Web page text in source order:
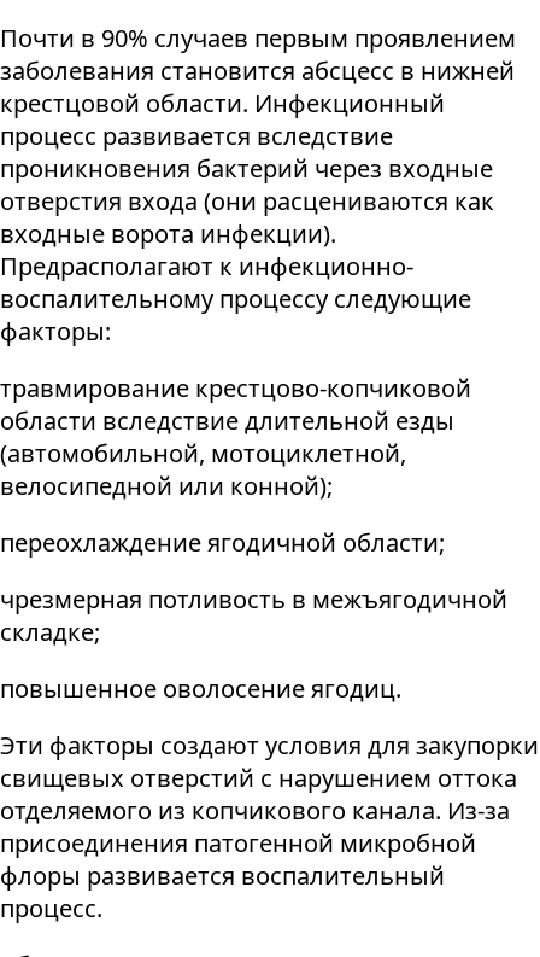
Почти в 90% случаев первым проявлением
заболевания становится абсцесс в нижней
крестцовой области. Инфекционный
процесс развивается вследствие
проникновения бактерий через входные
отверстия входа (они расцениваются как
входные ворота инфекции).
Предрасполагают к инфекционно-
воспалительному процессу следующие
факторы:
травмирование крестцово-копчиковой
области вследствие длительной езды
(автомобильной, мотоциклетной,
велосипедной или конной);
переохлаждение ягодичной области;
чрезмерная потливость в межъягодичной
складке;
повышенное оволосение ягодиц.
Эти факторы создают условия для закупорки
свищевых отверстий с нарушением оттока
отделяемого из копчикового канала. Из-за
присоединения патогенной микробной
флоры развивается воспалительный
процесс.